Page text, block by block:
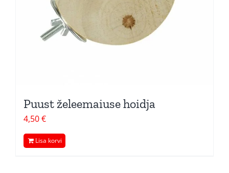
Puust želeemaiuse hoidja
4,50€
Lisa korvi